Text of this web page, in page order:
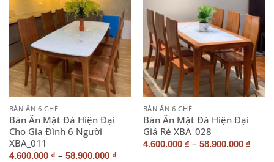
BÀN ĂN 6 GHẾ
Bàn Ăn Mặt Đá Hiện Đại
Cho Gia Đình 6 Người
XBA_011
4.600.000 ₫ – 58.900.000 ₫
BÀN ĂN 6 GHẾ
Bàn Ăn Mặt Đá Hiện Đại
Giá Rẻ XBA_028
4.600.000 ₫ – 58.900.000 ₫